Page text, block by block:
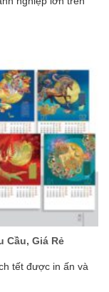
Cầu, Giá Rẻ
tết được in ấn và